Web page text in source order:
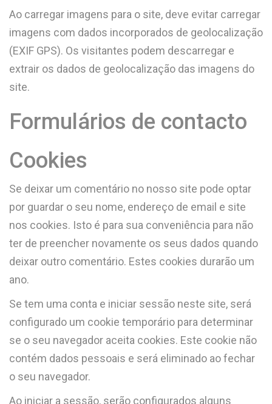
Ao carregar imagens para o site, deve evitar carregar
imagens com dados incorporados de geolocalização
(EXIF GPS). Os visitantes podem descarregar e
extrair os dados de geolocalização das imagens do
site.
Formulários de contacto
Cookies
Se deixar um comentário no nosso site pode optar
por guardar o seu nome, endereço de email e site
nos cookies. Isto é para sua conveniência para não
ter de preencher novamente os seus dados quando
deixar outro comentário. Estes cookies durarão um
ano.
Se tem uma conta e iniciar sessão neste site, será
configurado um cookie temporário para determinar
se o seu navegador aceita cookies. Este cookie não
contém dados pessoais e será eliminado ao fechar
o seu navegador.
Ao iniciar a sessão, serão configurados alguns